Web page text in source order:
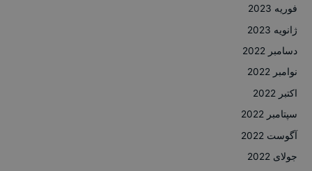
فوریه 2023
ژانویه 2023
دسامبر 2022
نوامبر 2022
اکتبر 2022
سپتامبر 2022
آگوست 2022
جولای 2022